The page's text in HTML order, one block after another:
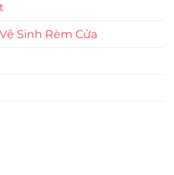
Sinh Rèm Cửa